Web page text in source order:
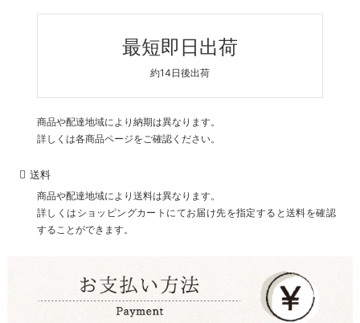
最短即日出荷
約14日後出荷
商品や配達地域により納期は異なります。
詳しくは各商品ページをご確認ください。
送料
商品や配達地域により送料は異なります。
詳しくはショッピングカートにてお届け先を指定すると送料を確認
することができます。